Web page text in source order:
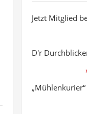
Jetzt Mitglied
D'r
„Mühlenkurier“